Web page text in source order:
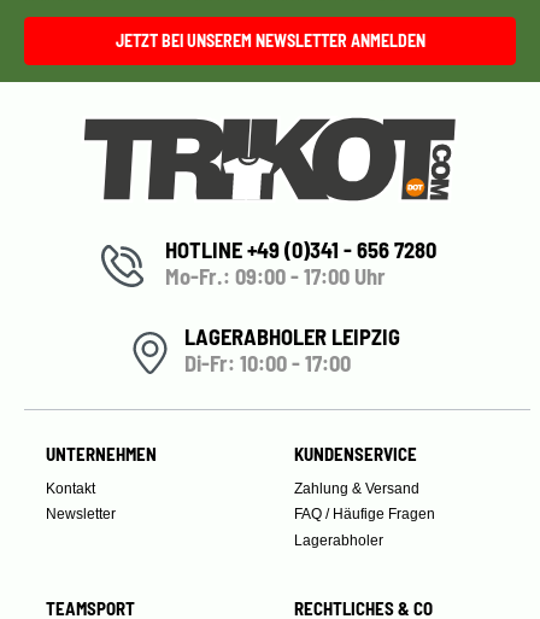
JETZT BEI UNSEREM NEWSLETTER ANMELDEN
HOTLINE +49 (0)341 - 656 7280
Mo-Fr.: 09:00 - 17:00 Uhr
LAGERABHOLER LEIPZIG
Di-Fr: 10:00 - 17:00
UNTERNEHMEN
Kontakt
Newsletter
KUNDENSERVICE
Zahlung & Versand
FAQ / Häufige Fragen
Lagerabholer
TEAMSPORT RECHTLICHES & CO